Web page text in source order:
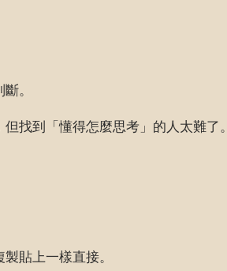
。
找到「懂得怎麼思考」的人太難了。
貼上一樣直接。